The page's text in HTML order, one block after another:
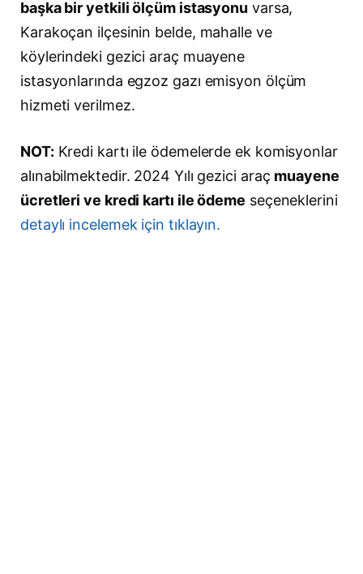
başka bir yetkili ölçüm istasyonu varsa,
Karakoçan ilçesinin belde, mahalle ve
köylerindeki gezici araç muayene
istasyonlarında egzoz gazı emisyon ölçüm
hizmeti verilmez.
NOT: Kredi kartı ile ödemelerde ek komisyonlar
alınabilmektedir. 2024 Yılı gezici araç muayene
ücretleri ve kredi kartı ile ödeme seçeneklerini
detaylı incelemek için tıklayın.